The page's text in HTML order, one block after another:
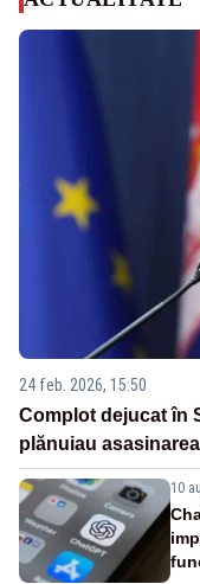
24 feb. 2026, 15:50
Complot dejucat în
plănuiau
10